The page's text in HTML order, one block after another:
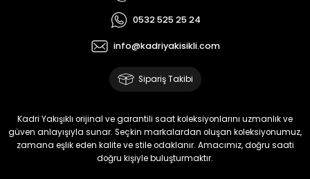
0532 525 25 24
info@kadriyakisikli.com
Sipariş Takibi
Kadri Yakışıklı orijinal ve garantili saat koleksiyonlarını uzmanlık ve
güven anlayışıyla sunar. Seçkin markalardan oluşan koleksiyonumuz,
zamana eşlik eden kalite ve stile odaklanır. Amacımız, doğru saati
doğru kişiyle buluşturmaktır.